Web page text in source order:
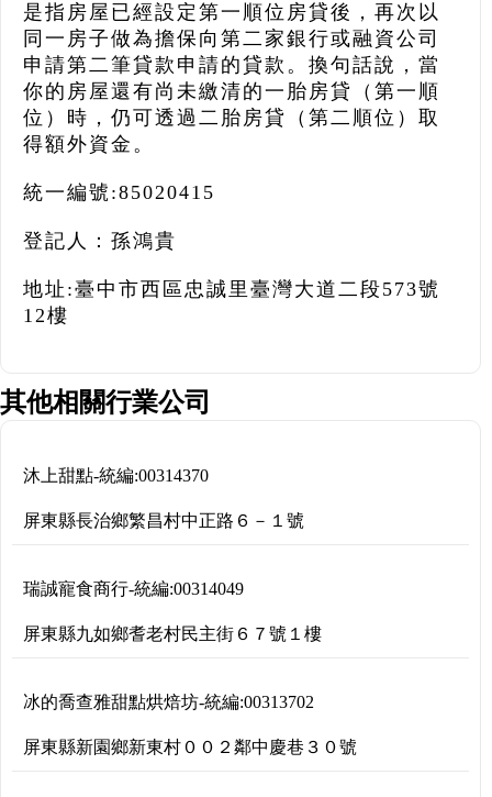
是指房屋已經設定第一順位房貸後，再次以
同一房子做為擔保向第二家銀行或融資公司
申請第二筆貸款申請的貸款。換句話說，當
你的房屋還有尚未繳清的一胎房貸（第一順
位）時，仍可透過二胎房貸（第二順位）取
得額外資金。
統一編號:85020415
登記人：孫鴻貴
地址:臺中市西區忠誠里臺灣大道二段573號
12樓
其他相關行業公司
沐上甜點-統編:00314370
屏東縣長治鄉繁昌村中正路６－１號
瑞誠寵食商行-統編:00314049
屏東縣九如鄉耆老村民主街６７號１樓
冰的喬查雅甜點烘焙坊-統編:00313702
屏東縣新園鄉新東村００２鄰中慶巷３０號